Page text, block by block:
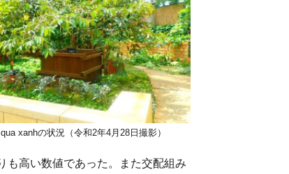
xanhの状況（令和2年4月28日撮影）
も高い数値であった。また交配組み